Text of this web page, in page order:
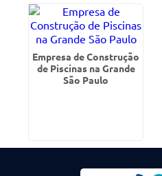
Empresa de Construção
de Piscinas na Grande
São Paulo